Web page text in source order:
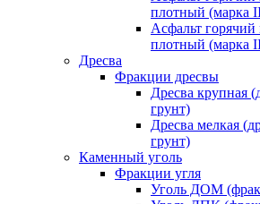
плотный (марка
Асфальт
плотный (марка
Дресва
Фракции дресвы
Дресва крупная
грунт)
Дресва мелкая
грунт)
Каменный уголь
Фракции угля
Уголь ДОМ